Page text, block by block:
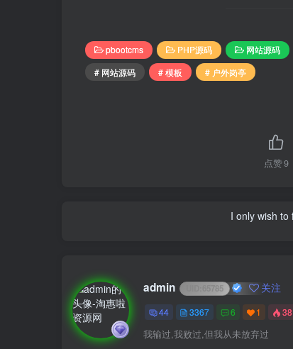
pbootcms PHP源码
网站源码
# 网站源码
# 模板 # 户外岗亭
点赞9
I only wish to
admin 65785 关注
44 3367 6 1
我输过,我败过,但我从未放弃过